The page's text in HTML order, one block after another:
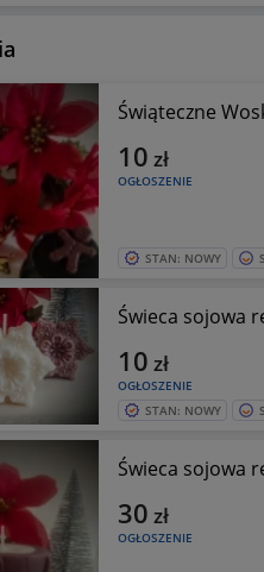
Świąteczne
OGŁOSZENIE
10 zł
STAN: NOWY
Świeca sojowa
OGŁOSZENIE
10 zł
STAN: NOWY
Świeca sojowa
OGŁOSZENIE
30 zł